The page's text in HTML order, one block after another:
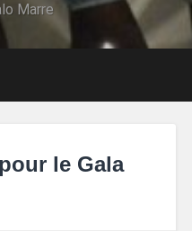
Marre
le Gala